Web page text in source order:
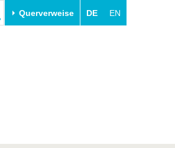
Querverweise DE EN
BTU & Region erleben